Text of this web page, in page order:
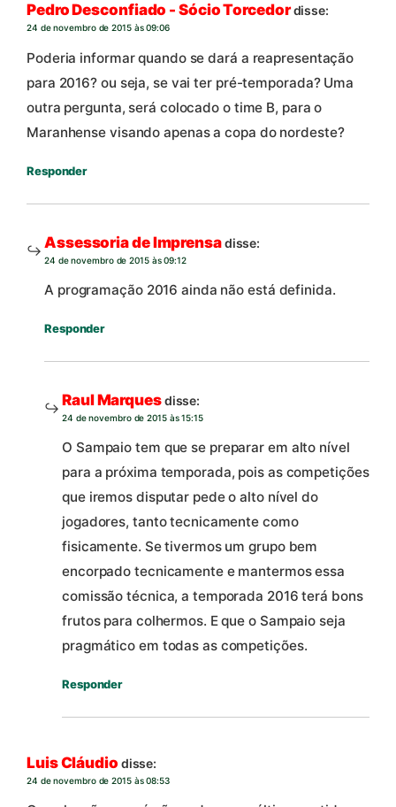
Pedro Desconfiado - Sócio Torcedordisse:
24 de novembro de 2015 às 09:06
Poderia informar quando se dará a reapresentação
para 2016? ou seja, se vai ter pré-temporada? Uma
outra pergunta, será colocado o time B, para o
Maranhense visando apenas a copa do nordeste?
Responder
Assessoria de Imprensadisse:
24 de novembro de 2015 às 09:12
A programação 2016 ainda não está definida.
Responder
Raul Marquesdisse:
24 de novembro de 2015 às 15:15
O Sampaio tem que se preparar em alto nível
para a próxima temporada, pois as competições
que iremos disputar pede o alto nível do
jogadores, tanto tecnicamente como
fisicamente. Se tivermos um grupo bem
encorpado tecnicamente e mantermos essa
comissão técnica, a temporada 2016 terá bons
frutos para colhermos. E que o Sampaio seja
pragmático em todas as competições.
Responder
Luis Cláudio disse:
24 de novembro de 2015 às 08:53